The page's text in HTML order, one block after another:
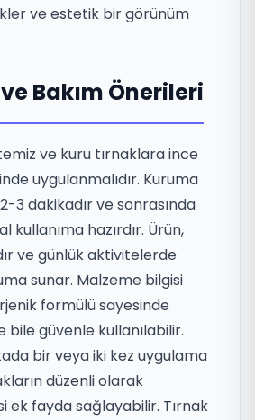
ve estetik bir görünüm
Bakım Önerileri
ve kuru tırnaklara ince
uygulanmalıdır. Kuruma
3 dakikadır ve sonrasında
kullanıma hazırdır. Ürün,
ve günlük aktivitelerde
sunar. Malzeme bilgisi
formülü sayesinde
bile güvenle kullanılabilir.
bir veya iki kez uygulama
düzenli olarak
ek fayda sağlayabilir. Tırnak